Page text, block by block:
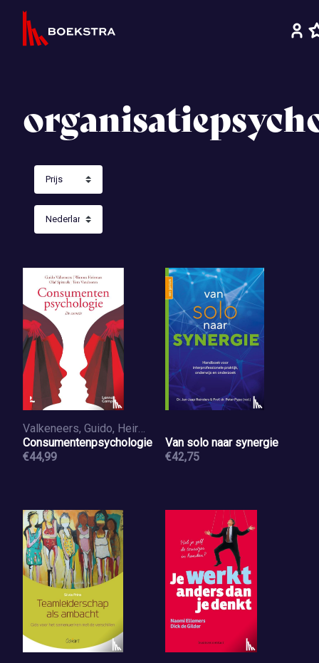
Valkeneers, Guido, Heirman, Wannes, Spittaels, Olaf, Vandooren, Tom
Consumentenpsychologie
€44,99
Van solo naar synergie
€42,75